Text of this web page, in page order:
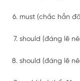
must (chắc hẳn
should (đáng lẽ
should (đáng lẽ